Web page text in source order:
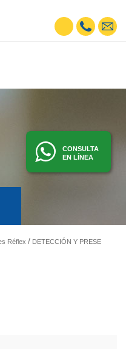
CONSULTA
EN LÍNEA
Réflex DETECCIÓN Y PRESENCIA - SENSORES FOTOELÉCTRICOS, INDUCTIVOS, ETC